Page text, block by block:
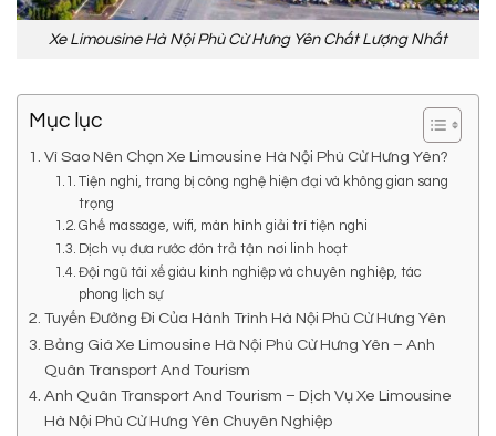
Xe Limousine Hà Nội Phù Cừ Hưng Yên Chất Lượng Nhất
Mục lục
Vì Sao Nên Chọn Xe Limousine Hà Nội Phù Cừ Hưng Yên?
Tiện nghi, trang bị công nghệ hiện đại và không gian sang
trọng
Ghế massage, wifi, màn hình giải trí tiện nghi
Dịch vụ đưa rước đón trả tận nơi linh hoạt
Đội ngũ tài xế giàu kinh nghiệp và chuyên nghiệp, tác
phong lịch sự
Tuyến Đường Đi Của Hành Trình Hà Nội Phù Cừ Hưng Yên
Bảng Giá Xe Limousine Hà Nội Phù Cừ Hưng Yên – Anh
Quân Transport And Tourism
Anh Quân Transport And Tourism – Dịch Vụ Xe Limousine
Hà Nội Phù Cừ Hưng Yên Chuyên Nghiệp